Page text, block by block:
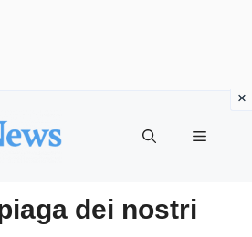
MENU
dei nostri